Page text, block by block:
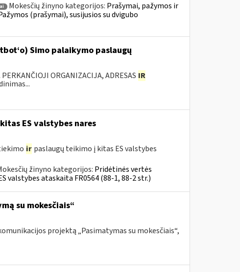
Mokesčių žinyno kategorijos: Prašymai, pažymos ir
(prašymai), susijusios su dvigubo
Simo palaikymo paslaugų
ORGANIZACIJA, ADRESAS IR
ES valstybes nares
ir paslaugų teikimo į kitas ES valstybes
žinyno kategorijos: Pridėtinės vertės
valstybes ataskaita FR0564 (88-1, 88-2 str.)
su mokesčiais“
projektą „Pasimatymas su mokesčiais“,